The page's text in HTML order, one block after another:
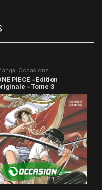
, Occasions
PIECE – Edition
– Tome 3